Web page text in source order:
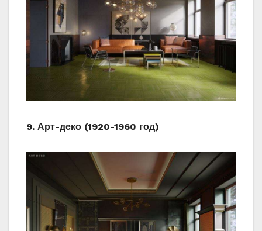
9. Арт-деко (1920-1960 год)